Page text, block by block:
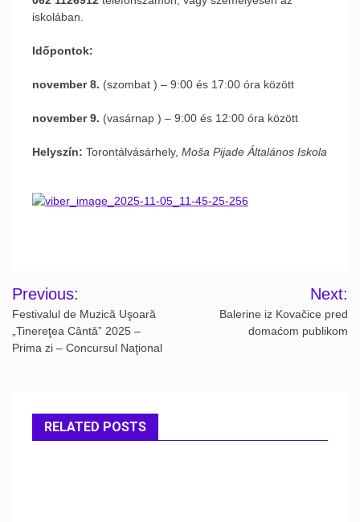
iskolában.
Időpontok:
november 8. (szombat ) – 9:00 és 17:00 óra között
november 9. (vasárnap ) – 9:00 és 12:00 óra között
Helyszín: Torontálvásárhely, Moša Pijade Általános Iskola
Post
navigation
Previous:
Festivalul de Muzică Uşoară
„Tinereţea Cântă” 2025 –
Prima zi – Concursul Naţional
Next:
Balerine iz Kovačice pred
domaćom publikom
RELATED POSTS